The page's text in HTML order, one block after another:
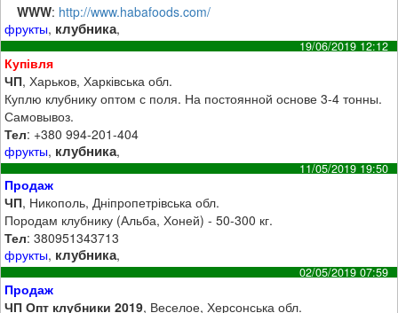
WWW: http://www.habafoods.com/
фрукты, клубника,
19/06/2019 12:12
Купівля
ЧП, Харьков, Харківська обл.
Куплю клубнику оптом с поля. На постоянной основе 3-4 тонны.
Самовывоз.
Тел: +380 994-201-404
фрукты, клубника,
11/05/2019 19:50
Продаж
ЧП, Никополь, Дніпропетрівська обл.
Породам клубнику (Альба, Хоней) - 50-300 кг.
Тел: 380951343713
фрукты, клубника,
02/05/2019 07:59
Продаж
ЧП Опт клубники 2019, Веселое, Херсонська обл.